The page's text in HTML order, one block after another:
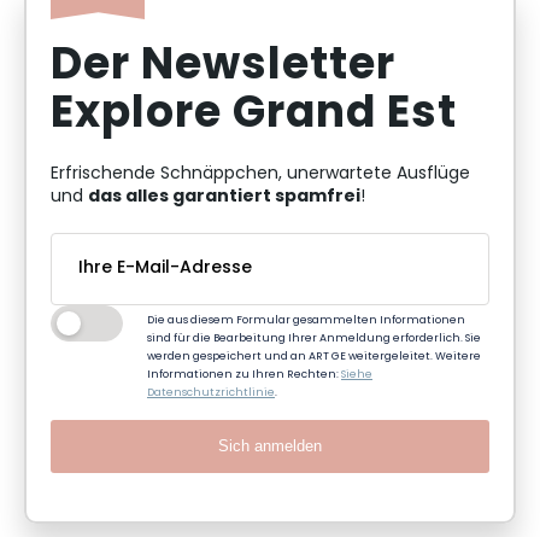
Der Newsletter
Explore Grand Est
Erfrischende Schnäppchen, unerwartete Ausflüge
und das alles garantiert spamfrei!
Die aus diesem Formular gesammelten Informationen
sind für die Bearbeitung Ihrer Anmeldung erforderlich. Sie
werden gespeichert und an ART GE weitergeleitet. Weitere
Informationen zu Ihren Rechten:Siehe
Datenschutzrichtlinie.
Sich anmelden